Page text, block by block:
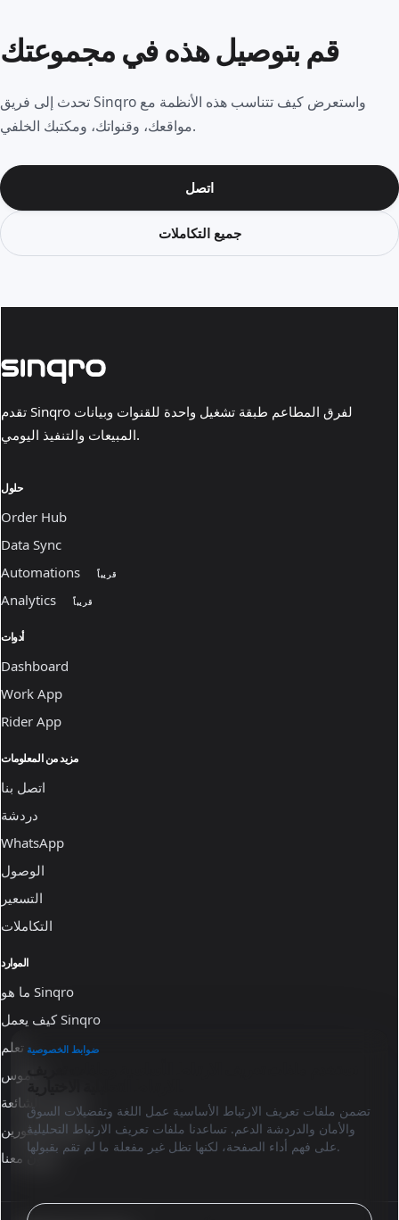
قم بتوصيل هذه في مجموعتك
تحدث إلى فريق Sinqro واستعرض كيف تتناسب هذه الأنظمة مع
مواقعك، وقنواتك، ومكتبك الخلفي.
اتصل
جميع التكاملات
تقدم Sinqro لفرق المطاعم طبقة تشغيل واحدة للقنوات وبيانات
المبيعات والتنفيذ اليومي.
حلول
Order Hub
Data Sync
Automations
قريباً
Analytics قريباً
أدوات
Dashboard
Work App
Rider App
مزيد من المعلومات
اتصل بنا
دردشة
WhatsApp
الوصول
التسعير
التكاملات
الموارد
ما هو Sinqro
كيف يعمل Sinqro
تعلم
قاموس
الأسئلة الشائعة
وثائق المطورين
تعاون معنا
ضوابط الخصوصية
تضمن ملفات تعريف الارتباط الأساسية عمل اللغة وتفضيلات السوق
والأمان والدردشة الدعم. تساعدنا ملفات تعريف الارتباط التحليلية
على فهم أداء الصفحة، لكنها تظل غير مفعلة ما لم تقم بقبولها.